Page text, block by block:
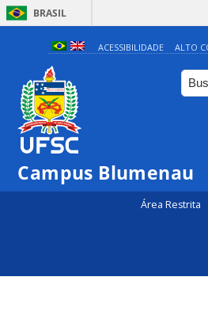
BRASIL
ACESSIBILIDADE ALTO
Campus Blumenau
Área Restrita